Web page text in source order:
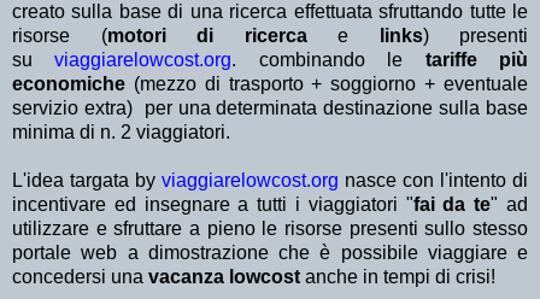
creato sulla base di una ricerca effettuata sfruttando tutte le
risorse (motori di ricerca e links) presenti
suviaggiarelowcost.org. combinando le tariffe più
economiche (mezzo di trasporto + soggiorno + eventuale
servizio extra)
per una determinata destinazione sulla base
minima di n. 2 viaggiatori.
L'idea targata by viaggiarelowcost.org nasce con l'intento di
incentivare ed insegnare a tutti i viaggiatori "fai da te" ad
utilizzare e sfruttare a pieno le risorse presenti sullo stesso
portale web a dimostrazione che è possibile viaggiare e
concedersi una vacanza lowcost anche in tempi di crisi!